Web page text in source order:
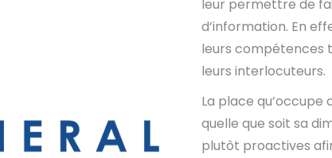
leur permettre de
d’information. En
leurs compétences
leurs interlocuteurs.
La place qu’occupe
quelle que soit sa
plutôt proactives